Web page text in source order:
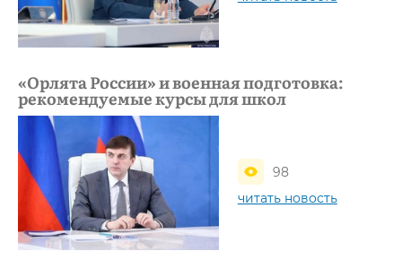
«Орлята России» и военная подготовка:
рекомендуемые курсы для школ
98
читать новость